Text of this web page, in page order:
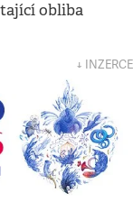
obliba
↓ INZERCE